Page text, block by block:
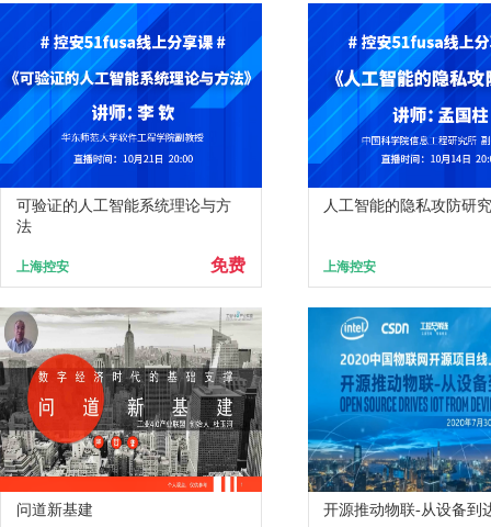
可验证的人工智能系统理论与方
法
上海控安 免费
人工智能的隐私攻防研究
上海控安
问道新基建 开源推动物联-从设备到